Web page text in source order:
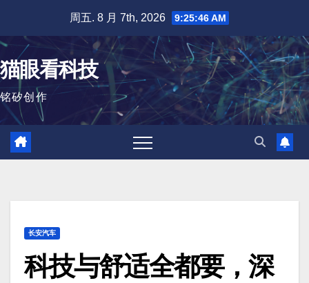
内
容
周五. 8 月 7th, 2026 9:25:47 AM
猫眼看科技
铭矽创作
长安汽车
科技与舒适全都要，深